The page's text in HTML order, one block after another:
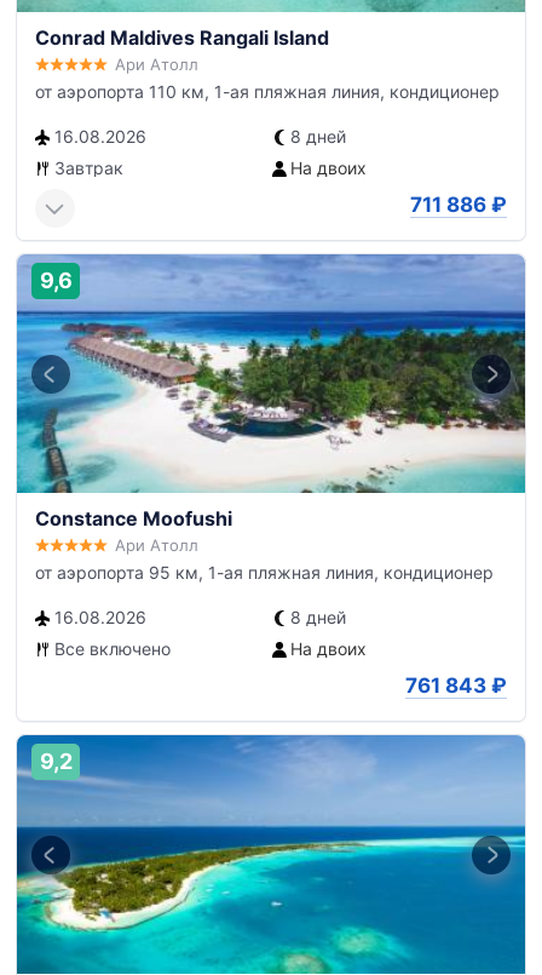
Conrad Maldives Rangali Island
Ари Атолл
от аэропорта 110 км, 1-ая пляжная линия, кондиционер
16.08.2026
8 дней
Завтрак
На двоих
711 886 ₽
9,6
Constance Moofushi
Ари Атолл
от аэропорта 95 км, 1-ая пляжная линия, кондиционер
16.08.2026
8 дней
Все включено
На двоих
761 843 ₽
9,2